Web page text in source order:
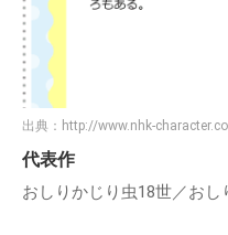
出典： http://www.nhk-
代表作
おしりかじり虫18世／おし